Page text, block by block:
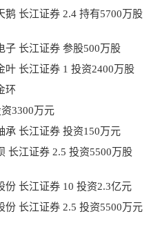
鹅 长江证券 2.4 持有5700万股
子 长江证券 参股500万股
叶 长江证券 1 投资2400万股
环
3300万元
承 长江证券 投资150万元
长江证券 2.5 投资5500万股
份 长江证券 10 投资2.3亿元
份 长江证券 2.5 投资5500万元